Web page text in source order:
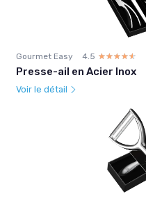
Gourmet Easy 4.5 ☆☆☆☆☆
★★★★★
Presse-ail en Acier Inox
Voir le détail